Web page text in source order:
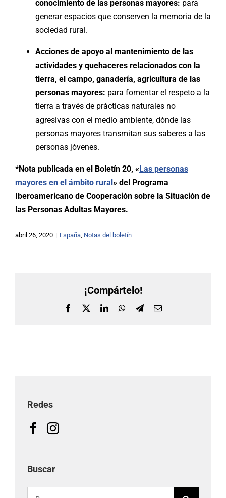
conocimiento de las personas mayores: para
generar espacios que conserven la memoria de la
sociedad rural.
Acciones de apoyo al mantenimiento de las
actividades y quehaceres relacionados con la
tierra, el campo, ganadería, agricultura de las
personas mayores: para fomentar el respeto a la
tierra a través de prácticas naturales no
agresivas con el medio ambiente, dónde las
personas mayores transmitan sus saberes a las
personas jóvenes.
*Nota publicada en el Boletín 20, « Las personas
mayores en el ámbito rural » del Programa
Iberoamericano de Cooperación sobre la Situación de
las Personas Adultas Mayores.
abril 26, 2020 | España, Notas del boletín
¡Compártelo!
Facebook LinkedInWhatsApp
TelegramCorreo
Redes
Buscar